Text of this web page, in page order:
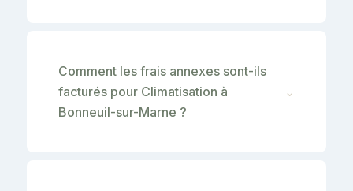
Comment les frais annexes sont-ils
facturés pour Climatisation à
Bonneuil-sur-Marne ?
⌄